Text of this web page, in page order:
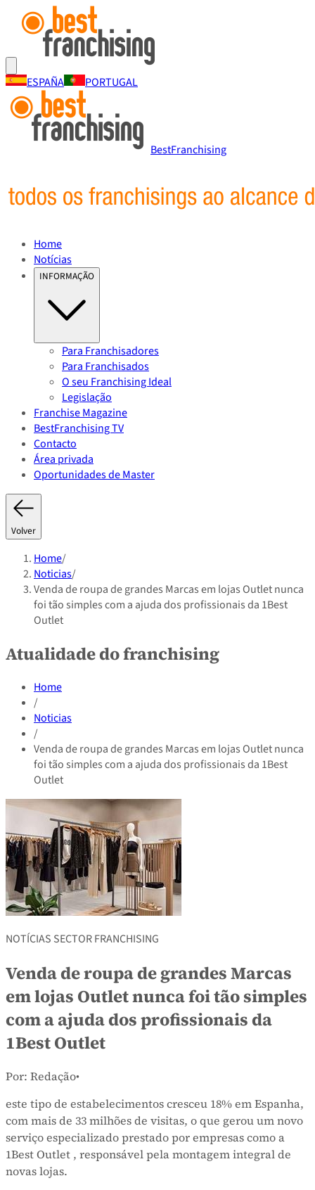
ESPAÑA PORTUGAL
BestFranchising
Home
Notícias
INFORMAÇÃO
Para Franchisadores
Para Franchisados
O seu Franchising Ideal
Legislação
Franchise Magazine
BestFranchising TV
Contacto
Área privada
Oportunidades de Master
Volver
Home/
Noticias/
Venda de roupa de grandes Marcas em lojas Outlet nunca
foi tão simples com a ajuda dos profissionais da 1Best
Outlet
Atualidade do franchising
Home
/
Noticias
/
Venda de roupa de grandes Marcas em lojas Outlet nunca
foi tão simples com a ajuda dos profissionais da 1Best
Outlet
NOTÍCIAS SECTOR FRANCHISING
Venda de roupa de grandes Marcas
em lojas Outlet nunca foi tão simples
com a ajuda dos profissionais da
1Best Outlet
Por: Redação•
este tipo de estabelecimentos cresceu 18% em Espanha,
com mais de 33 milhões de visitas, o que gerou um novo
serviço especializado prestado por empresas como a
1Best Outlet , responsável pela montagem integral de
novas lojas.